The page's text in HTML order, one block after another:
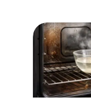
Maison